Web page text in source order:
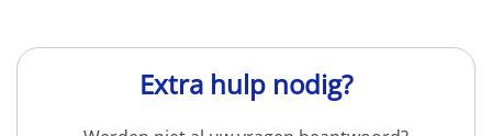
Extra hulp nodig?